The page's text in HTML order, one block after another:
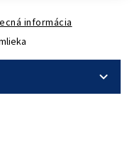
informácia